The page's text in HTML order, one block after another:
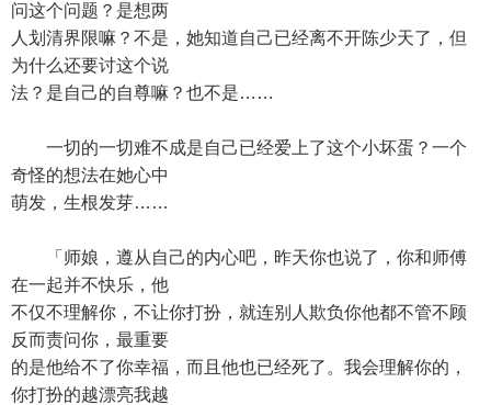
问这个问题？是想两
人划清界限嘛？不是，她知道自己已经离不开陈少天了，但
为什么还要讨这个说
法？是自己的自尊嘛？也不是……
一切的一切难不成是自己已经爱上了这个小坏蛋？一个
奇怪的想法在她心中
萌发，生根发芽……
「师娘，遵从自己的内心吧，昨天你也说了，你和师傅
在一起并不快乐，他
不仅不理解你，不让你打扮，就连别人欺负你他都不管不顾
反而责问你，最重要
的是他给不了你幸福，而且他也已经死了。我会理解你的，
你打扮的越漂亮我越